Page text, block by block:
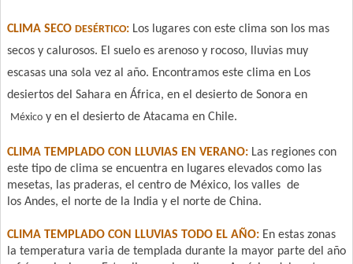
CLIMA SECO DESÉRTICO: Los lugares con este clima son los mas
secos y calurosos. El suelo es arenoso y rocoso, lluvias muy
escasas una sola vez al año. Encontramos este clima en Los
desiertos del Sahara en África, en el desierto de Sonora en
México y en el desierto de Atacama en Chile.
CLIMA TEMPLADO CON LLUVIAS EN VERANO: Las regiones con
este tipo de clima se encuentra en lugares elevados como las
mesetas, las praderas, el centro de México, los valles de
los Andes, el norte de la India y el norte de China.
CLIMA TEMPLADO CON LLUVIAS TODO EL AÑO: En estas zonas
la temperatura varia de templada durante la mayor parte del año